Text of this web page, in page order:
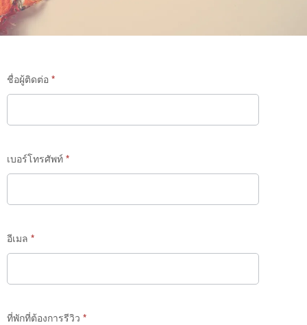
blogger
&
ชื่อผู้ติดต่อ *
เบอร์โทรศัพท์ *
อีเมล *
ที่พักที่ต้องการรีวิว *